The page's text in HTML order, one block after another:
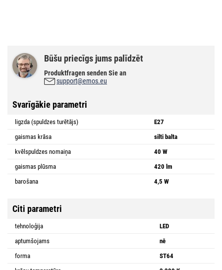
Būšu priecīgs jums palīdzēt
Produktfragen senden Sie an
support@emos.eu
Svarīgākie parametri
ligzda (spuldzes turētājs)
E27
gaismas krāsa
silti balta
kvēlspuldzes nomaiņa
40 W
gaismas plūsma
420 lm
barošana
4,5 W
Citi parametri
tehnoloģija
LED
aptumšojams
nē
forma
ST64